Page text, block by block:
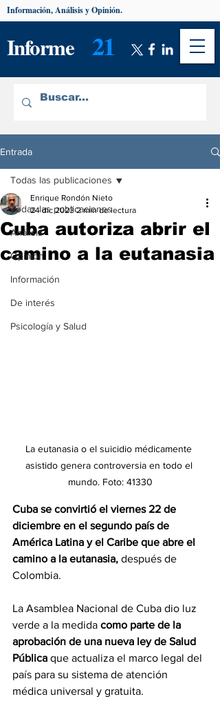
Informe 21
Información, Análisis y Opinión.
Entrada
Todas las publicaciones
Análisis
Opinión
Información
De interés
Psicología y Salud
Todas las publicaciones
Cuba autoriza abrir el
camino a la eutanasia
Enrique Rondón Nieto
24 dic 2023 2 min de lectura
La eutanasia o el suicidio médicamente
asistido genera controversia en todo el
mundo. Foto: 41330
Cuba se convirtió el viernes 22 de
diciembre en el segundo país de
América Latina y el Caribe que abre el
camino a la eutanasia, después de
Colombia.
La Asamblea Nacional de Cuba dio luz
verde a la medida como parte de la
aprobación de una nueva ley de Salud
Pública que actualiza el marco legal del
país para su sistema de atención
médica universal y gratuita.